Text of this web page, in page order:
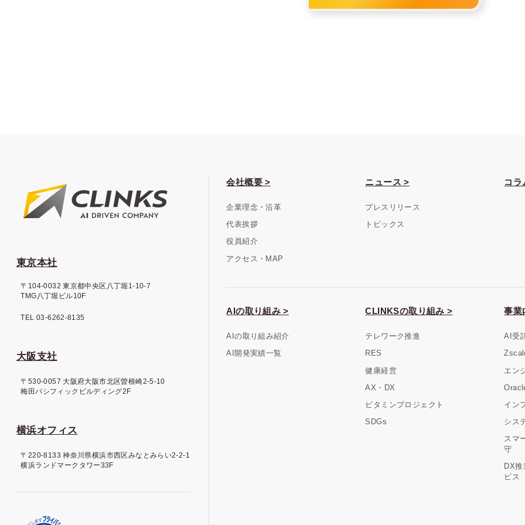
東京本社
〒104-0032 東京都中央区八丁堀1-10-7
TMG八丁堀ビル10F
TEL 03-6262-8135
大阪支社
〒530-0057 大阪府大阪市北区曽根崎2-5-10
梅田パシフィックビルディング2F
横浜オフィス
〒220-8133 神奈川県横浜市西区みなとみらい2-2-1
横浜ランドマークタワー33F
会社概要 >
企業理念・沿革
代表挨拶
役員紹介
アクセス・MAP
ニュース >
プレスリリース
トピックス
コラ
AIの取り組み >
AIの取り組み紹介
AI開発実績一覧
CLINKSの取り組み >
テレワーク推進
RES
健康経営
AX・DX
ビタミンプロジェクト
SDGs
事業
AI受
エン
イン
シス
スマ
守
DX
ビス